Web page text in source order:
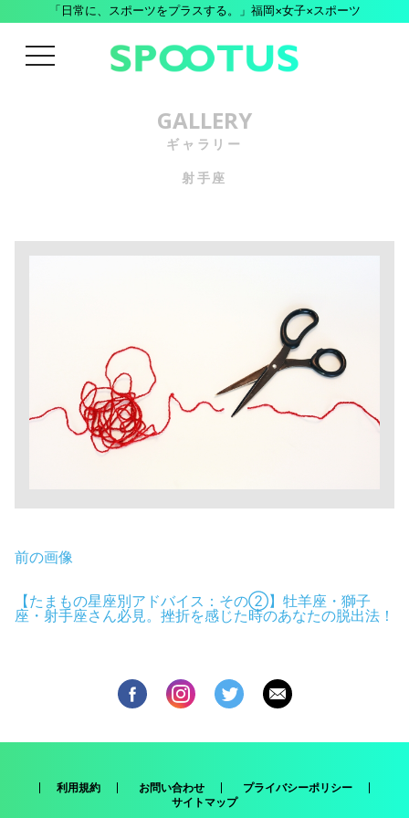
「日常に、スポーツをプラスする。」福岡×女子×スポーツ
menu
GALLERY
ギャラリー
射手座
前の画像
【たまもの星座別アドバイス：その②】牡羊座・獅子
座・射手座さん必見。挫折を感じた時のあなたの脱出法！
利用規約 お問い合わせ
プライバシーポリシー
サイトマップ